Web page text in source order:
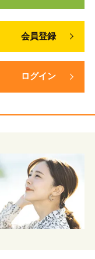
会員登録
ログイン